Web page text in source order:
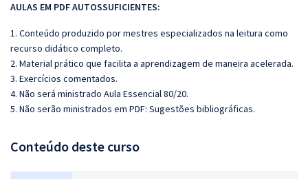
AULAS EM PDF AUTOSSUFICIENTES:
1. Conteúdo produzido por mestres especializados na leitura como
recurso didático completo.
2. Material prático que facilita a aprendizagem de maneira acelerada.
3. Exercícios comentados.
4. Não será ministrado Aula Essencial 80/20.
5. Não serão ministrados em PDF: Sugestões bibliográficas.
Conteúdo deste curso